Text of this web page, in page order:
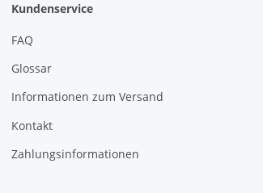
Kundenservice
FAQ
Glossar
Informationen zum Versand
Kontakt
Zahlungsinformationen